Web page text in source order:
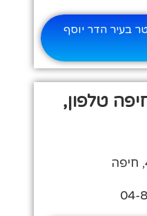
בעיר הדר יוסף
טלפון,